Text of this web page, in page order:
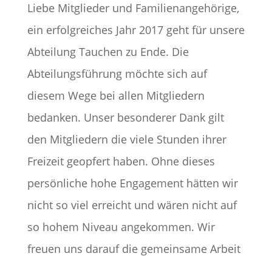
Liebe Mitglieder und Familienangehörige,
ein erfolgreiches Jahr 2017 geht für unsere
Abteilung Tauchen zu Ende. Die
Abteilungsführung möchte sich auf
diesem Wege bei allen Mitgliedern
bedanken. Unser besonderer Dank gilt
den Mitgliedern die viele Stunden ihrer
Freizeit geopfert haben. Ohne dieses
persönliche hohe Engagement hätten wir
nicht so viel erreicht und wären nicht auf
so hohem Niveau angekommen. Wir
freuen uns darauf die gemeinsame Arbeit